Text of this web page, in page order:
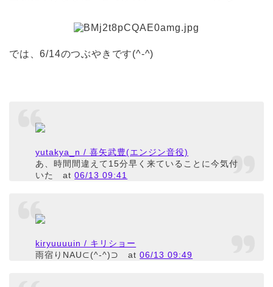
では、6/14のつぶやきです(^-^)
yutakya_n / 喜矢武豊(エンジン音役)
あ、時間間違えて15分早く来ていることに今気付
いた
at06/13 09:41
kiryuuuuin / キリショー
雨宿りNAU⊂(^-^)⊃
at06/13 09:49